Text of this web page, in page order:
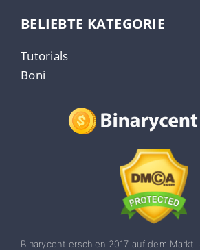
BELIEBTE KATEGORIE
Tutorials
Boni
Binarycent erschien 2017 auf dem